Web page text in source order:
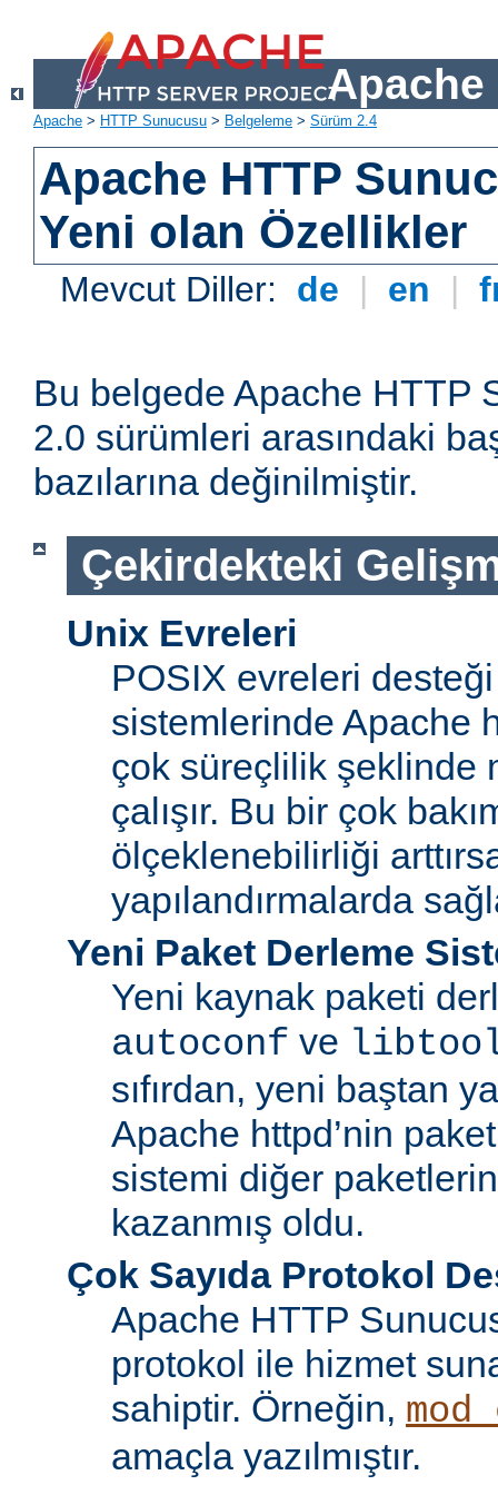
Apache
Apache > HTTP Sunucusu > Belgeleme > Sürüm 2.4
Apache HTTP
Yeni olan Özellikler
Mevcut Diller: de | en |
Bu belgede Apache HTTP
2.0 sürümleri arasındaki
bazılarına değinilmiştir.
Çekirdekteki
Unix Evreleri
POSIX evreleri
sistemlerinde Apache
çok süreçlilik şeklinde
çalışır. Bu bir çok
ölçeklenebilirliği
yapılandırmalarda
Yeni Paket Derleme
Yeni kaynak paketi
autoconf ve
sıfırdan, yeni baştan
Apache httpd’nin
sistemi diğer
kazanmış oldu.
Çok Sayıda Protokol
Apache HTTP
protokol ile hizmet
sahiptir. Örneğin,
amaçla yazılmıştır.